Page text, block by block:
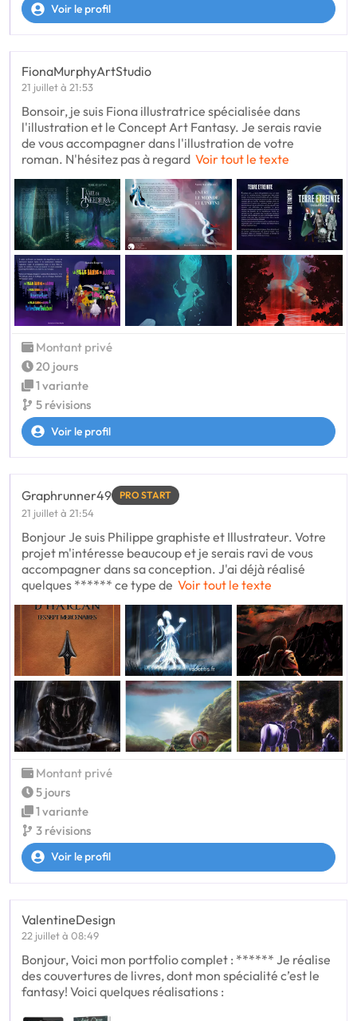
Voir le profil
FionaMurphyArtStudio
21 juillet à 21:53
Bonsoir, je suis Fiona illustratrice spécialisée dans
l'illustration et le Concept Art Fantasy. Je serais ravie
de vous accompagner dans l'illustration de votre
roman. N'hésitez pas à regard Voir tout le texte
Montant privé
20 jours
1 variante
5 révisions
Voir le profil
Graphrunner49 PRO START
21 juillet à 21:54
Bonjour Je suis Philippe graphiste et Illustrateur. Votre
projet m'intéresse beaucoup et je serais ravi de vous
accompagner dans sa conception. J'ai déjà réalisé
quelques ****** ce type de Voir tout le texte
Montant privé
5 jours
1 variante
3 révisions
Voir le profil
ValentineDesign
22 juillet à 08:49
Bonjour, Voici mon portfolio complet : ****** Je réalise
des couvertures de livres, dont mon spécialité c’est le
fantasy! Voici quelques réalisations :